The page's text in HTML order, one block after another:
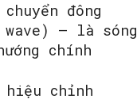
đông
– là sóng
chính
hiệu chỉnh